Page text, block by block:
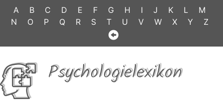
A B C D E F G H I J K L
M
N
O P Q R S T U V W X Y Z
Psychologielexikon